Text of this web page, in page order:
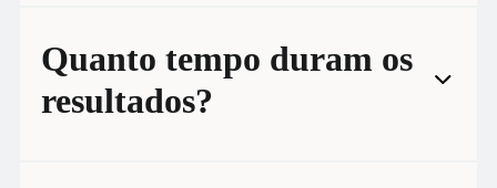
Quanto tempo duram os
resultados?